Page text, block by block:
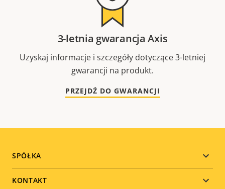
3-letnia gwarancja Axis
Uzyskaj informacje i szczegóły dotyczące 3-letniej
gwarancji na produkt.
PRZEJDŹ DO GWARANCJI
Footer
menu
SPÓŁKA
KONTAKT